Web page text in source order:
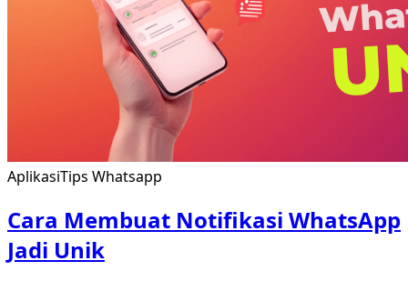
AplikasiTips Whatsapp
Cara Membuat Notifikasi WhatsApp
Jadi Unik